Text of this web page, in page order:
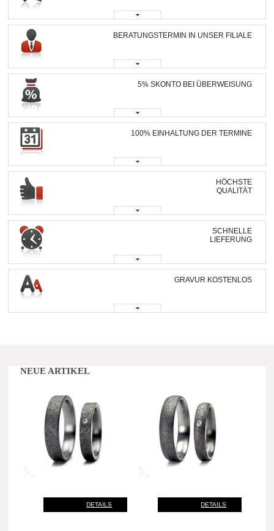
BERATUNGSTERMIN IN UNSER FILIALE
5% SKONTO BEI ÜBERWEISUNG
100% EINHALTUNG DER TERMINE
HÖCHSTE
QUALITÄT
SCHNELLE
LIEFERUNG
GRAVUR KOSTENLOS
NEUE ARTIKEL
DETAILS DETAILS